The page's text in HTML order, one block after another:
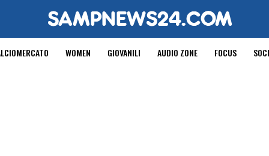
WOMEN GIOVANILI AUDIO ZONE FOCUS